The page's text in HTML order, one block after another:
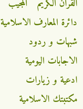
القران الكريم
المجيب
دائرة المعارف الاسلامية
شبهات و ردود
الاجابات اليومية
ادعية و زيارات
مكتبتك الاسلامية